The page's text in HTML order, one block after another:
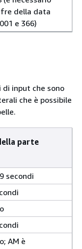
della data
e 366)
input che sono
che è possibile
parte
secondi
AM è